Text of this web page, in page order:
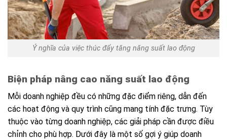
Ý nghĩa của việc thúc đẩy tăng năng suất lao động
Biện pháp nâng cao năng suất lao động
Mỗi doanh nghiệp đều có những đặc điểm riêng, dẫn đến
các hoạt động và quy trình cũng mang tính đặc trưng. Tùy
thuộc vào từng doanh nghiệp, các giải pháp cần được điều
chỉnh cho phù hợp. Dưới đây là một số gợi ý giúp doanh